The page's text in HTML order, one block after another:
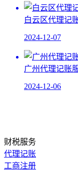
白云区代理记
2024-12-07
广州代理记账
2024-12-06
财税服务
代理记账
工商注册